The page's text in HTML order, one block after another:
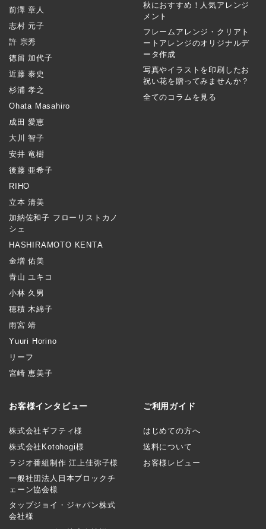
前澤 章人
志村 元子
許 宗秀
徳留 加代子
近藤 泰史
杉浦 孝之
Ohata Masahiro
成田 愛恵
大川 智子
安井 竜樹
後藤 亜希子
RIHO
立本 清美
加納佐和子 フローリストカノ
シェ
HASHIRAMOTO KENTA
金増 佑美
青山 ユキコ
小林 久男
穂積 木綿子
雨宮 靖
Yuuri Horino
リーフ
宮崎 恵美子
秋におすすめ！人気アレンジ
メント
フレームアレンジ・クリアト
ートアレンジのオリジナルデ
ータ作成
写真やイラストを印刷したお
祝い花を贈ってみませんか？
全てのコラムを見る
お客様インタビュー
株式会社ギフティ様
株式会社Kotohogi様
ラジオ番組制作 江上佳弥子様
一般社団法人日本ブロックチ
ェーン協会様
タップジョイ・ジャパン株式
会社様
ご利用ガイド
はじめての方へ
送料について
お客様レビュー